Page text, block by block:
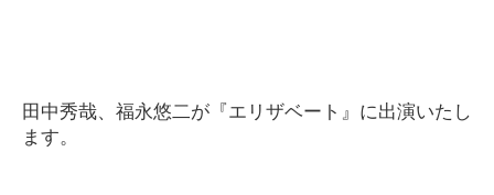
田中秀哉、福永悠二が『エリザベート』に出演いたし
ます。